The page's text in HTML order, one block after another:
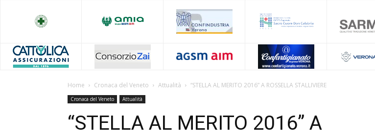
Home Cronaca del Veneto Attualità “STELLA AL MERITO 2016” A ROSSELLA STALLIVIERE
Cronaca del Veneto Attualità
“STELLA AL MERITO 2016” A